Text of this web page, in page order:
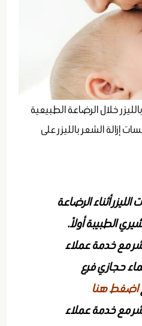
خلال الرضاعة الطبيعية
إزالة الشعر بالليزر على
أثناء الرضاعة
الطبيبة أولاً.
مع خدمة عملاء
حجازي فرع
اضغط هنا
مع خدمة عملاء